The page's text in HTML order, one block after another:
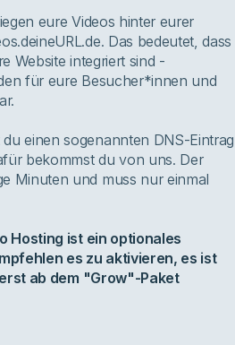
eure Videos hinter eurer
Das bedeutet, dass
Website integriert sind -
für eure Besucher*innen und
einen sogenannten DNS-Eintrag
bekommst du von uns. Der
Minuten und muss nur einmal
Hosting ist ein optionales
es zu aktivieren, es ist
ab dem "Grow"-Paket